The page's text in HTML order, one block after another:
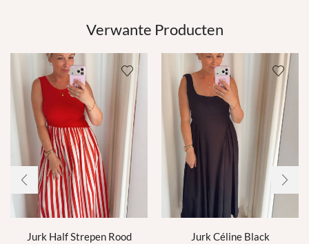
Verwante Producten
Jurk Half Strepen Rood Jurk Céline Black